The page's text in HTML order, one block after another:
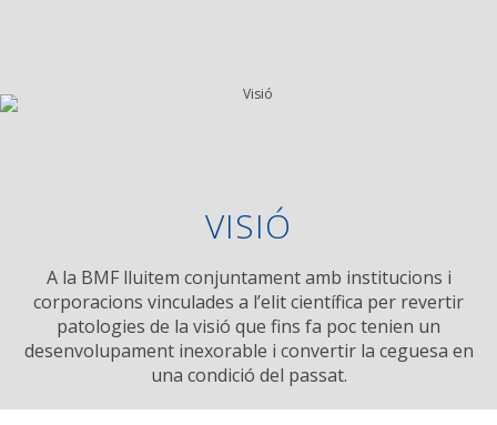
VISIÓ
A la BMF lluitem conjuntament amb institucions i
corporacions vinculades a l’elit científica per revertir
patologies de la visió que fins fa poc tenien un
desenvolupament inexorable i convertir la ceguesa en
una condició del passat.